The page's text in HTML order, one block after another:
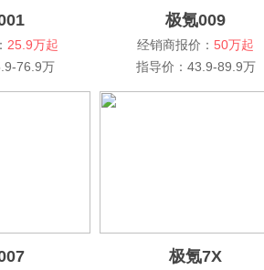
25.9万起
76.9万
极氪009
经销商报价： 50万起
指导价：43.9-89.9万
极氪7X